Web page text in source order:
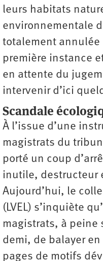
leurs habitats
environnementale
totalement annulée
première instance
en attente du
intervenir d’ici
Scandale
À l’issue d’une
magistrats du
porté un coup
inutile, destructeur
Aujourd’hui, le
(LVEL) s’inquiète
magistrats, à peine
demi, de balayer
pages de motifs